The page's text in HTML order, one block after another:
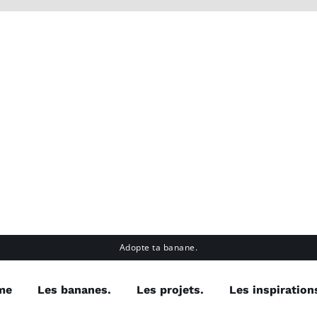
Adopte ta banane.
Les bananes. Les projets. Les